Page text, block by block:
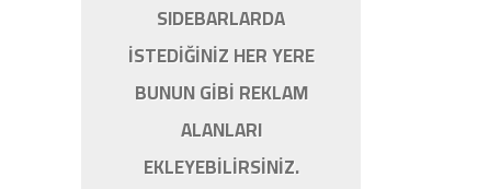
SIDEBARLARDA
İSTEDİĞİNİZ HER YERE
BUNUN GİBİ REKLAM
ALANLARI
EKLEYEBİLİRSİNİZ.